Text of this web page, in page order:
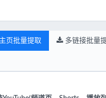
主页批量提取 多链接批量